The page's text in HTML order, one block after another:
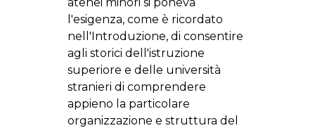
l'esigenza, come è ricordato
nell'Introduzione, di consentire
agli storici dell'istruzione
superiore e delle università
stranieri di comprendere
appieno la particolare
organizzazione e struttura del